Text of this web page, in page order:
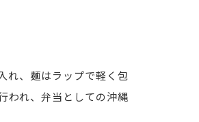
れ、麺はラップで軽く包
われ、弁当としての沖縄